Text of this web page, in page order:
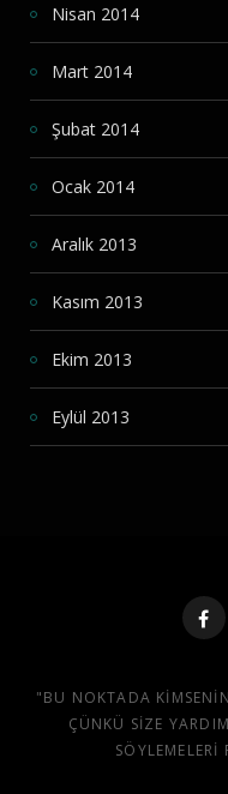
Nisan 2014
Mart 2014
Şubat 2014
Ocak 2014
Aralık 2013
Kasım 2013
Ekim 2013
Eylül 2013
"BU NOKTADA
ÇÜNKÜ SIZE